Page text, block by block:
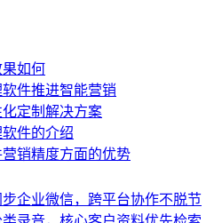
如何
件推进智能营销
定制解决方案
件的介绍
销精度方面的优势
企业微信，跨平台协作不脱节